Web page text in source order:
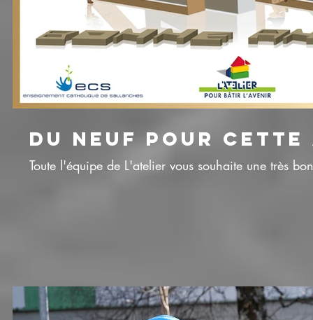
DU NEUF POUR CETTE
Toute l'équipe de L'atelier vous souhaite une très